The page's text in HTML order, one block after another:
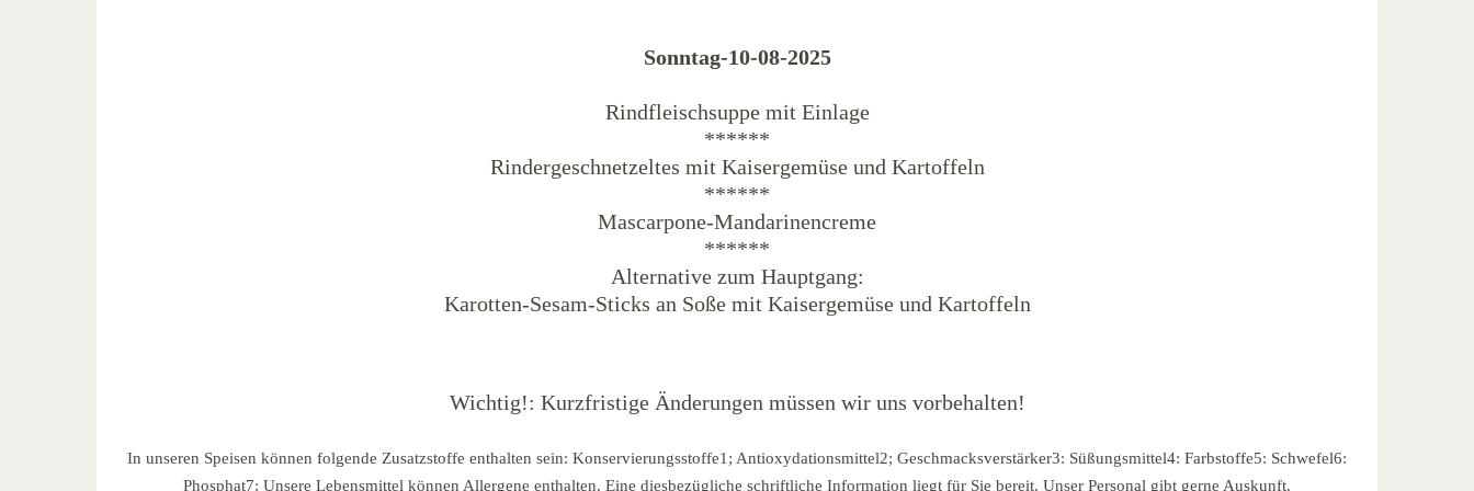
Sonntag-10-08-2025
Rindfleischsuppe mit Einlage
******
Rindergeschnetzeltes mit Kaisergemüse und Kartoffeln
******
Mascarpone-Mandarinencreme
******
Alternative zum Hauptgang:
Karotten-Sesam-Sticks an Soße mit Kaisergemüse und Kartoffeln
Wichtig!: Kurzfristige Änderungen müssen wir uns vorbehalten!
In unseren Speisen können folgende Zusatzstoffe enthalten sein: Konservierungsstoffe1; Antioxydationsmittel2; Geschmacksverstärker3: Süßungsmittel4: Farbstoffe5: Schwefel6:
Phosphat7: Unsere Lebensmittel können Allergene enthalten. Eine diesbezügliche schriftliche Information liegt für Sie bereit. Unser Personal gibt gerne Auskunft.